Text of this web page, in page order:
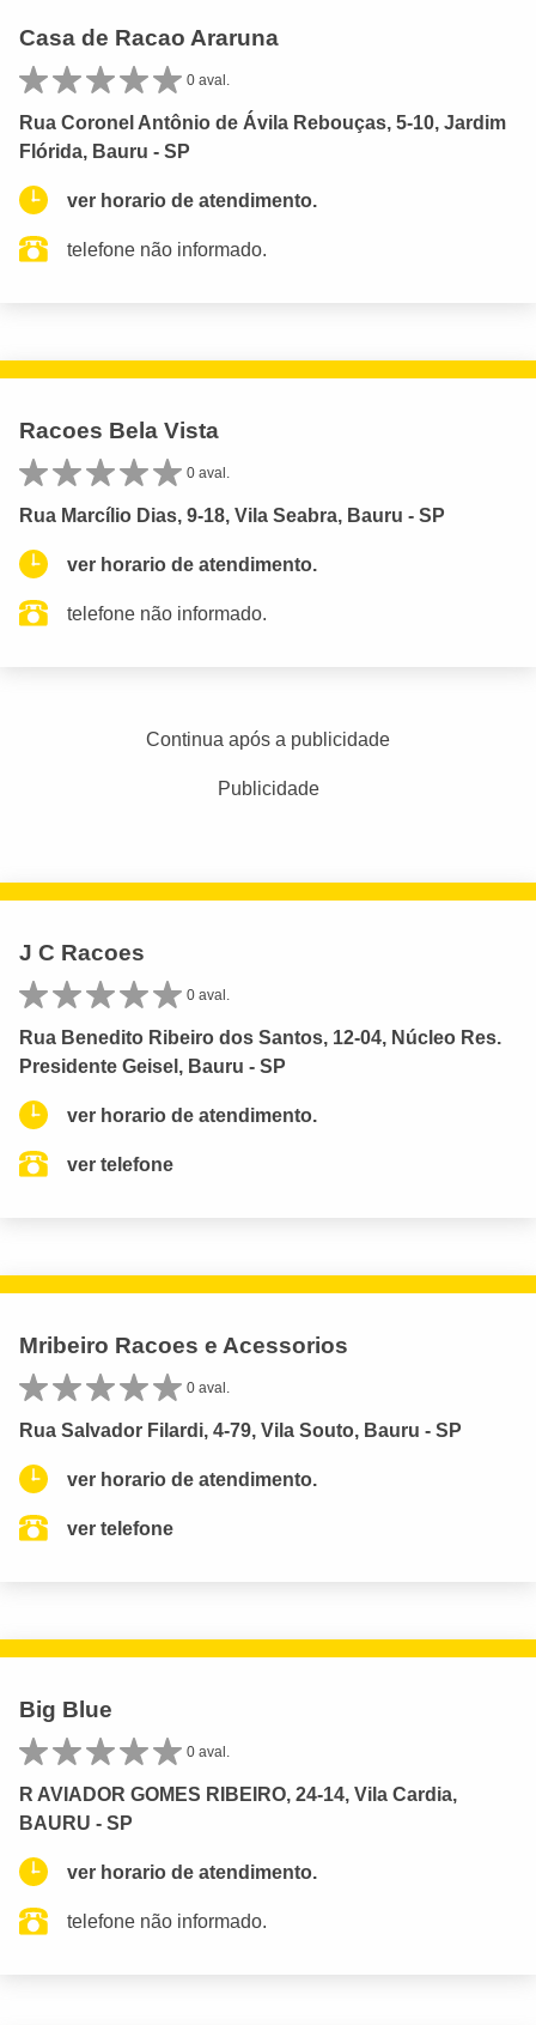
Casa de Racao Araruna
0 aval.
Rua Coronel Antônio de Ávila Rebouças, 5-10, Jardim
Flórida, Bauru - SP
ver horario de atendimento.
telefone não informado.
Racoes Bela Vista
0 aval.
Rua Marcílio Dias, 9-18, Vila Seabra, Bauru - SP
ver horario de atendimento.
telefone não informado.
Continua após a publicidade
Publicidade
J C Racoes
0 aval.
Rua Benedito Ribeiro dos Santos, 12-04, Núcleo Res.
Presidente Geisel, Bauru - SP
ver horario de atendimento.
ver telefone
Mribeiro Racoes e Acessorios
0 aval.
Rua Salvador Filardi, 4-79, Vila Souto, Bauru - SP
ver horario de atendimento.
ver telefone
Big Blue
0 aval.
R AVIADOR GOMES RIBEIRO, 24-14, Vila Cardia,
BAURU - SP
ver horario de atendimento.
telefone não informado.